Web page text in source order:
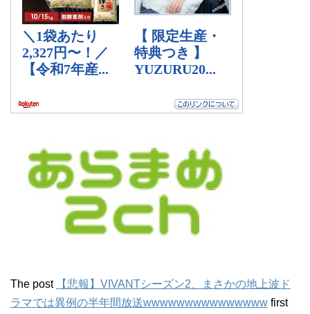
The post
【悲報】VIVANTシーズン2、まさかの地上波ド
ラマでは異例の半年間放送wwwwwwwwwwwwwww first